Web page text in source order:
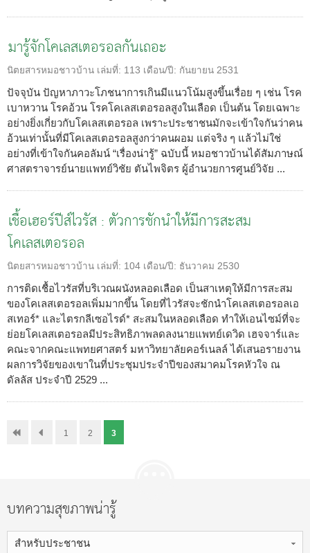
มารู้จักโคเลสเตอรอลกันเถอะ
นิตยสารหมอชาวบ้าน เล่มที่: 113 เดือน/ปี: กันยายน 2531
ปัจจุบัน ปัญหาภาวะโภชนาการเกินมีแนวโน้มสูงขึ้นเรื่อย ๆ เช่น โรค
เบาหวาน โรคอ้วน โรคโคเลสเตอรอลสูงในเลือด เป็นต้น โดยเฉพาะ
อย่างยิ่งเกี่ยวกับโคเลสเตอรอล เพราะประชาชนมักจะเข้าใจกันว่าคน
อ้วนเท่านั้นที่มีโคเลสเตอรอลสูงกว่าคนผอม แต่จริง ๆ แล้วไม่ใช่
อย่างที่เข้าใจกันคอลัมน์ “เรื่องน่ารู้” ฉบับนี้ หมอชาวบ้านได้สัมภาษณ์
ศาสตราจารย์นายแพทย์วิชัย ตันไพจิตร ผู้อำนวยการศูนย์วิจัย ...
เชื้อเฮอร์ปีส์ไวรัส : ตัวการชักนำให้มีการสะสม
โคเลสเตอรอล
นิตยสารหมอชาวบ้าน เล่มที่: 104 เดือน/ปี: ธันวาคม 2530
การติดเชื้อไวรัสที่บริเวณผนังหลอดเลือด เป็นสาเหตุให้มีการสะสม
ของโคเลสเตอรอลเพิ่มมากขึ้น โดยที่ไวรัสจะชักนำโคเลสเตอรอลเอ
สเทอร์* และไตรกลีเซอไรด์* สะสมในหลอดเลือด ทำให้เอนไซม์ที่จะ
ย่อยโคเลสเตอรอลมีประสิทธิภาพลดลงนายแพทย์เดวิด เฮจจาร์และ
คณะจากคณะแพทยศาสตร์ มหาวิทยาลัยคอร์เนลล์ ได้เสนอรายงาน
ผลการวิจัยของเขาในที่ประชุมประจำปีของสมาคมโรคหัวใจ ณ
ดัลลัส ประจำปี 2529 ...
1 2 3
บทความสุขภาพน่ารู้
สำหรับประชาชน